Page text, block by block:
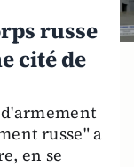
russe
cité de
russe" a
en se